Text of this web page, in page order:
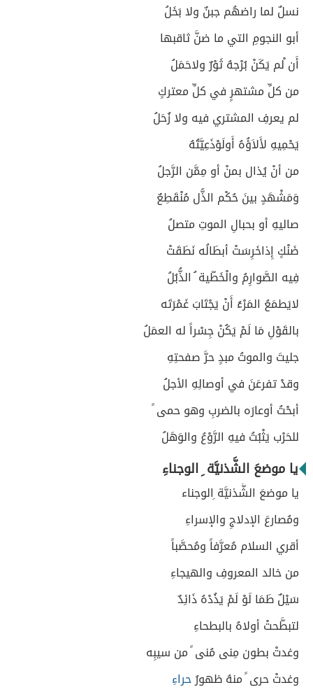
نسلٌ لما راضهُم جبنٌ ولا بَخَلُ
أبو النجومِ التي ما ضنَّ ثاقبها
أَن ْلم يَكَنْ بُرْجهُ ثَوْرٌ ولاحَمَلُ
من كلِّ مشتهرٍ في كلِّ معتركٍ
لم يعرفِ المشتري فيه ولا زُحَلُ
يَحْمِيهِ لأَلاَؤُهُ أَولَوْذَعِيَّتُهُ
من أنْ يُذال بمنْ أو مِمَّن الرَّجلُ
وَمَشْهَدٍ بينَ حُكْم الذُّل مُنْقَطِعٌ
صاليهِ أو بحبالِ الموتِ متصلُ
ضَنْكٍ إِذاخَرِسَتْ أبطَالُه نَطَقَتْ
فِيه الصَّوارِمُ والْخَطّية ُ الذُّبُلُ
لايَطمَعُ المَرْءُ أَنْ يَجْتَابَ غَمْرَتَه
بالقَوْلِ مَا لَمْ يَكُنْ جِسْراً له العمَلُ
جليتَ والموتُ مبدٍ حرَّ صفحتِهِ
وقدْ تفرعَنَ في أوصالِهِ الأجلُ
أبحْتُ أوعارَه بالضربِ وهو حمى ً
للحَرْب يَثْبُتُ فيهِ الرَّوْعُ والوَهَلُ
يا موضعَ الشَّذنيَّة ِ الوجناءِ
يا موضعَ الشَّذنيَّة ِالوجناء
ومُصارعَ الإدلاجِ والإسراءِ
أقري السلام مُعرَّفاً ومُحصَّباً
من خالد المعروفِ والهيجاءِ
سَيْلٌ طَمَا لَوْ لَمْ يَذُدْهُ ذَائِدٌ
لتبطَّحتْ أولاهُ بالبطحاءِ
وغدتْ بطون مِنى مُنى ً من سيبِه
وغدتْ حرى ً منهُ ظهورُحراءِ